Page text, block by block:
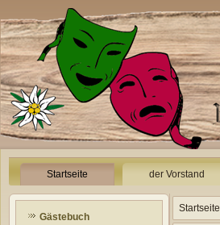
Startseite der Vorstand
Gästebuch
Startseite